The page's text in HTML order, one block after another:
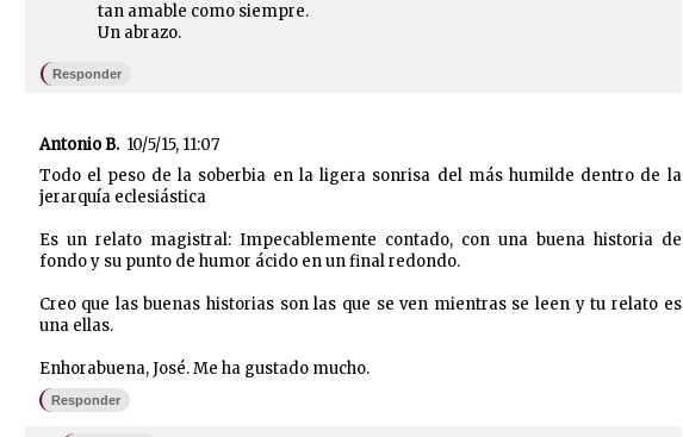
tan amable como siempre.
Un abrazo.
Responder
Antonio B. 10/5/15, 11:07
Todo el peso de la soberbia en la ligera sonrisa del más humilde dentro de la
jerarquía eclesiástica
Es un relato magistral: Impecablemente contado, con una buena historia de
fondo y su punto de humor ácido en un final redondo.
Creo que las buenas historias son las que se ven mientras se leen y tu relato es
una ellas.
Enhorabuena, José. Me ha gustado mucho.
Responder